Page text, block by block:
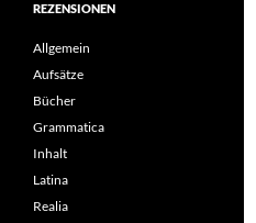
REZENSIONEN
Allgemein
Aufsätze
Bücher
Grammatica
Inhalt
Latina
Realia